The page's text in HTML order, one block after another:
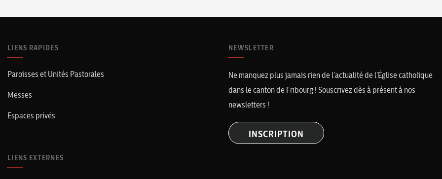
LIENS RAPIDES
Paroisses et Unités Pastorales
Messes
Espaces privés
LIENS EXTERNES
NEWSLETTER
Ne manquez plus jamais rien de l’actualité de l’Église catholique
dans le canton de Fribourg ! Souscrivez dès à présent à nos
newsletters !
INSCRIPTION